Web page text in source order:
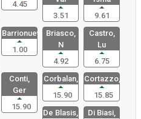
4.45
3.51
9.61
Barrionuev
1.00
Briasco,
N
4.92
Castro,
Lu
6.75
Conti,
Ger
15.90
Corbalan,
15.90
Cortazzo,
15.85
De Blasis,
Di Biasi,